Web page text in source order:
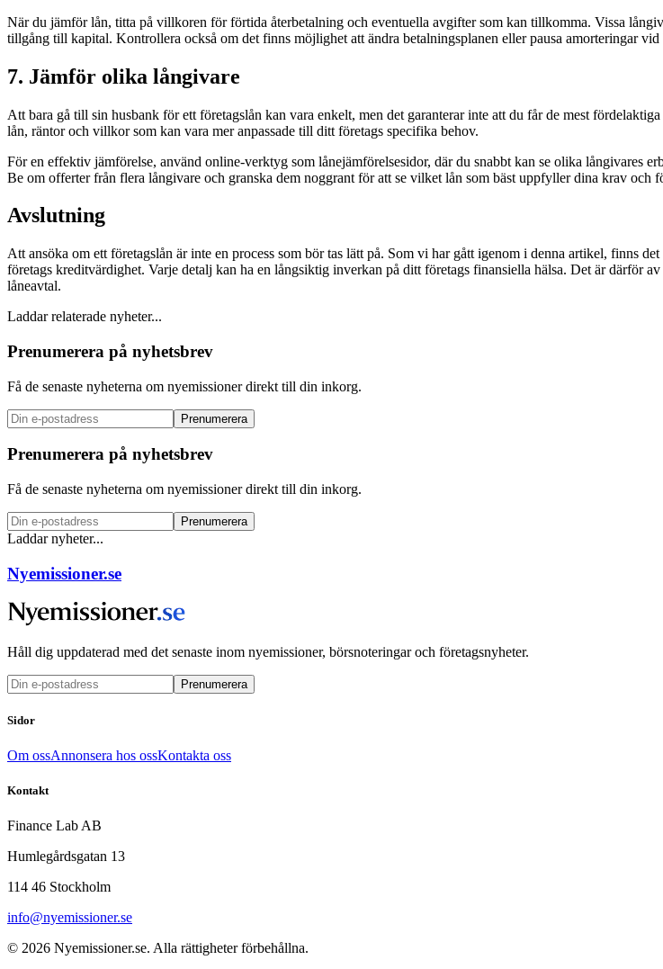
När du jämför lån, titta på villkoren för förtida återbetalning och eventuella avgifter som kan tillkomma. Vissa
tillgång till kapital. Kontrollera också om det finns möjlighet att ändra betalningsplanen eller pausa amorteringar
7. Jämför olika långivare
Att bara gå till sin husbank för ett företagslån kan vara enkelt, men det garanterar inte att du får de mest
lån, räntor och villkor som kan vara mer anpassade till ditt företags specifika behov.
För en effektiv jämförelse, använd online-verktyg som lånejämförelsesidor, där du snabbt kan se olika långivares
Be om offerter från flera långivare och granska dem noggrant för att se vilket lån som bäst uppfyller dina krav och
Avslutning
Att ansöka om ett företagslån är inte en process som bör tas lätt på. Som vi har gått igenom i denna artikel, finns
företags kreditvärdighet. Varje detalj kan ha en långsiktig inverkan på ditt företags finansiella hälsa. Det är därför
låneavtal.
Laddar relaterade nyheter...
Prenumerera på nyhetsbrev
Få de senaste nyheterna om nyemissioner direkt till din inkorg.
Prenumerera
Prenumerera på nyhetsbrev
Få de senaste nyheterna om nyemissioner direkt till din inkorg.
Prenumerera
Laddar nyheter...
Nyemissioner.se
Håll dig uppdaterad med det senaste inom nyemissioner, börsnoteringar och företagsnyheter.
Prenumerera
Sidor
Om ossAnnonsera hos ossKontakta oss
Kontakt
Finance Lab AB
Humlegårdsgatan 13
114 46 Stockholm
info@nyemissioner.se
© 2026 Nyemissioner.se. Alla rättigheter förbehållna.